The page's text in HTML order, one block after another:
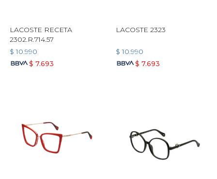
LACOSTE RECETA
2302.R.714.57
$ 10.990
$ 7.693
LACOSTE 2323
$ 10.990
$ 7.693